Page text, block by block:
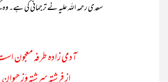
سعدی رحمہ اللہ علیہ نے ترجمانی کی ہے۔
آدمی زادہ طرفہ معجون